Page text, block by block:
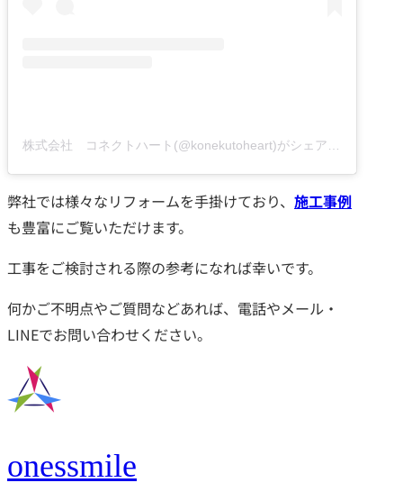
弊社では様々なリフォームを手掛けており、 施工事例
も豊富にご覧いただけます。
工事をご検討される際の参考になれば幸いです。
何かご不明点やご質問などあれば、電話やメール・
LINEでお問い合わせください。
onessmile